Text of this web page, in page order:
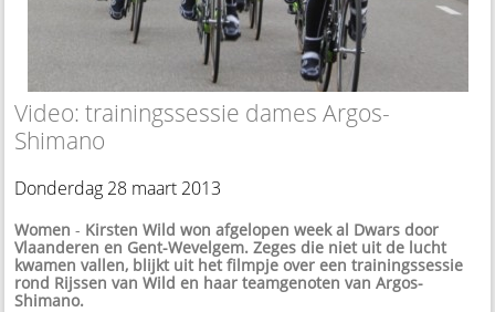
Video: trainingssessie dames Argos-
Shimano
Donderdag 28 maart 2013
Women - Kirsten Wild won afgelopen week al Dwars door
Vlaanderen en Gent-Wevelgem. Zeges die niet uit de lucht
kwamen vallen, blijkt uit het filmpje over een trainingssessie
rond Rijssen van Wild en haar teamgenoten van Argos-
Shimano.